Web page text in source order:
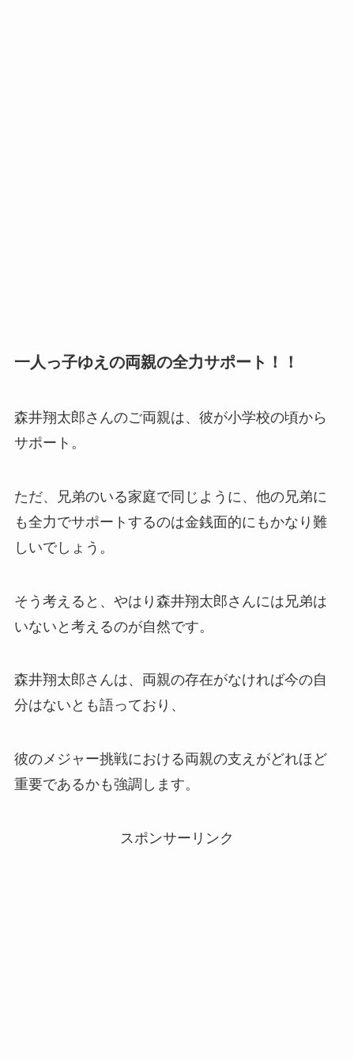
一人っ子ゆえの両親の全力サポート！！
森井翔太郎さんのご両親は、彼が小学校の頃から
サポート。
ただ、兄弟のいる家庭で同じように、他の兄弟に
も全力でサポートするのは金銭面的にもかなり難
しいでしょう。
そう考えると、やはり森井翔太郎さんには兄弟は
いないと考えるのが自然です。
森井翔太郎さんは、両親の存在がなければ今の自
分はないとも語っており、
彼のメジャー挑戦における両親の支えがどれほど
重要であるかも強調します。
スポンサーリンク